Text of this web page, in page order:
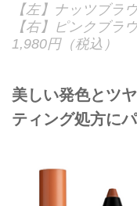
【左】ナッツブラ
【右】ピンクブラ
1,980円（税込）
美しい発色とツ
ティング処方に